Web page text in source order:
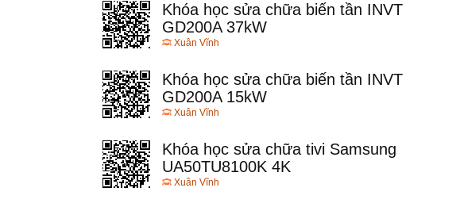
Khóa học sửa chữa biến tần INVT
GD200A 37kW
Xuân Vĩnh
Khóa học sửa chữa biến tần INVT
GD200A 15kW
Xuân Vĩnh
Khóa học sửa chữa tivi Samsung
UA50TU8100K 4K
Xuân Vĩnh